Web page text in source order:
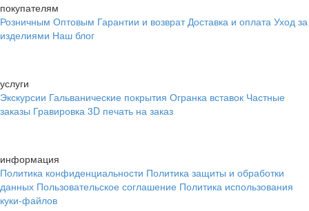
покупателям
Розничным Оптовым Гарантии и возврат Доставка и оплата Уход за
изделиями Наш блог
услуги
Экскурсии Гальванические покрытия Огранка вставок Частные
заказы Гравировка 3D печать на заказ
информация
Политика конфиденциальности Политика защиты и обработки
данных Пользовательское соглашение Политика использования
куки-файлов